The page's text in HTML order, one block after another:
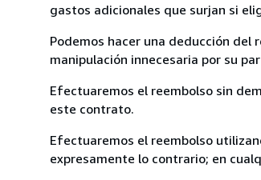
gastos adicionales que surjan si
Podemos hacer una deducción
manipulación innecesaria por su
Efectuaremos el reembolso sin
este contrato.
Efectuaremos el reembolso
expresamente lo contrario; en